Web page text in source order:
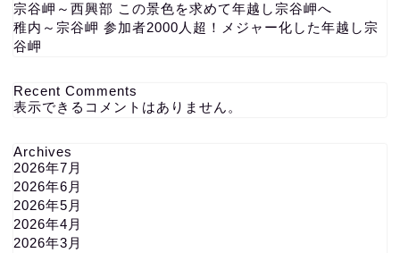
宗谷岬～西興部 この景色を求めて年越し宗谷岬へ
稚内～宗谷岬 参加者2000人超！メジャー化した年越し宗
谷岬
Recent Comments
表示できるコメントはありません。
Archives
2026年7月
2026年6月
2026年5月
2026年4月
2026年3月